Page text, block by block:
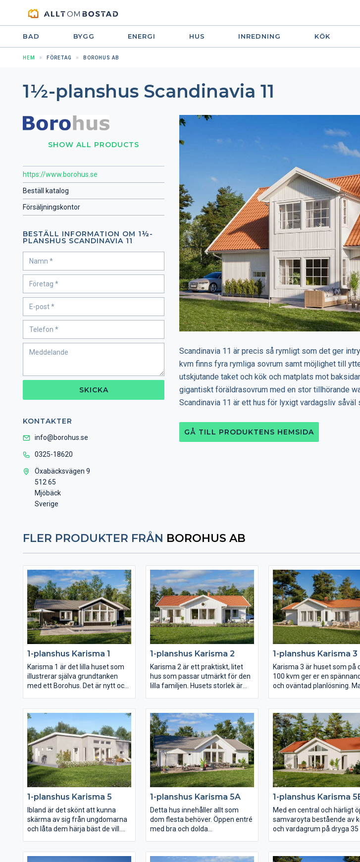
BAD BYGG ENERGI HUS INREDNING KÖK
HEM FÖRETAG BOROHUS AB
1½-planshus Scandinavia 11
SHOW ALL PRODUCTS
https://www.borohus.se
Beställ katalog
Försäljningskontor
BESTÄLL INFORMATION OM 1½-
PLANSHUS SCANDINAVIA 11
SKICKA
KONTAKTER
info@borohus.se
0325-18620
Öxabäcksvägen 9
512 65
Mjöbäck
Sverige
Scandinavia 11 är precis så rymligt som det ger
kvm finns fyra rymliga sovrum samt möjlighet till
utskjutande taket och kök och matplats mot
gigantiskt föräldrasovrum med en stor tillhörande
Scandinavia 11 är ett hus för lyxigt vardagsliv
GÅ TILL PRODUKTENS HEMSIDA
FLER PRODUKTER FRÅN BOROHUS AB
1-planshus Karisma 1
Karisma 1 är det lilla huset som
illustrerar själva grundtanken
med ett Borohus. Det är nytt och
hur du vill ha alltifrån planlösning
och fönsterdesign till val av
inredning och exteriör. Med sina
103,7 kvm är Karisma 1 perfekt
för den lilla familjen och för er
som vill bo lustfyllt i villa med
minimalt att sköta om.
1-planshus Karisma 2
Karisma 2 är ett praktiskt, litet
hus som passar utmärkt för den
lilla familjen. Husets storlek är
livet. Med ytterst lite att sköta om
och städa och med allting nära
tillhands är det här ett bekvämt
och långsiktigt boende, fyllt av
livskvalitet. Ytorna i varje rum är
generöst tilltagna och det finns
stora möjligheter att anpassa
inredningen efter just era behov.
1-planshus Karisma 3
Karisma 3 är huset som på
100 kvm ger er en
och oväntad planlösning.
vinklar. Det stora
har ryggåstak vilket bidrar
rymden i huset. Karisma 3
huset för er som vill lägga
på kök och vardagsrum
samtidigt inte
mycket med sovrum och
badrum.
1-planshus Karisma 5
Ibland är det skönt att kunna
skärma av sig från ungdomarna
och låta dem härja bäst de vill.
hus men samtidigt har plats åt
1-planshus Karisma 5A
Detta hus innehåller allt som
dom flesta behöver. Öppen entré
med bra och dolda
består av kök och vardagsrum
1-planshus Karisma
Med en central och härligt
samvaroyta bestående av
och vardagrum på dryga 35
och yteffektivt hus på en